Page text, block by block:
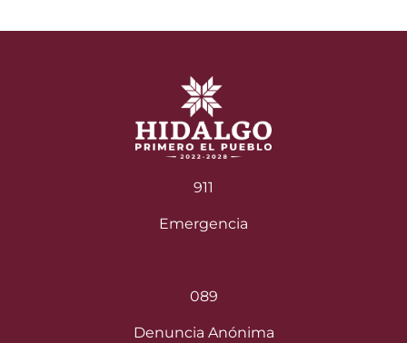
911
Emergencia
089
Denuncia Anónima